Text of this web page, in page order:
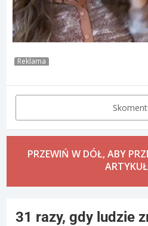
Reklama
PRZEWIŃ W DÓŁ, ABY
ARTYKUŁ
31 razy, gdy ludzie